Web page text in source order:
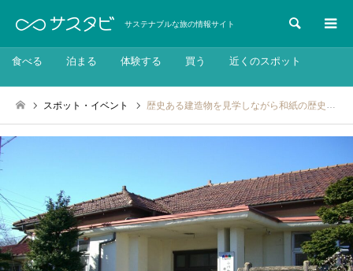
サステナブルな旅の情報サイト 検索
食べる 泊まる 体験する 買う 近くのスポット
スポット・イベント 歴史ある建造物を見学しながら和紙の歴史を肌で感じる「小川町和紙体験学習センター」